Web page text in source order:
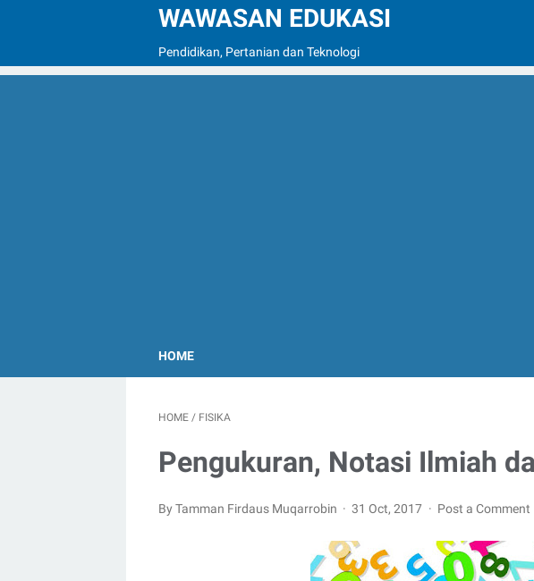
WAWASAN EDUKASI
Pendidikan, Pertanian dan Teknologi
HOME
HOME / FISIKA
Pengukuran, Notasi Ilmiah
By Tamman Firdaus Muqarrobin 31 Oct, 2017 Post a Comment